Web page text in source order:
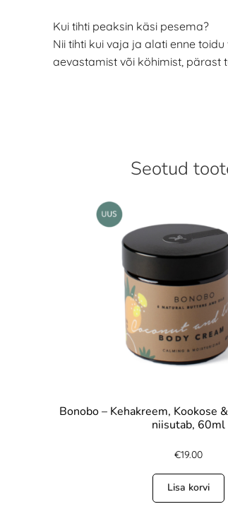
Kui tihti peaksin käsi pesema?
Nii tihti kui vaja ja alati enne
aevastamist või köhimist, pärast
Seotud
Bonobo – Kehakreem, Kookose
niisutab, 60ml
€19.00
Lisa korvi